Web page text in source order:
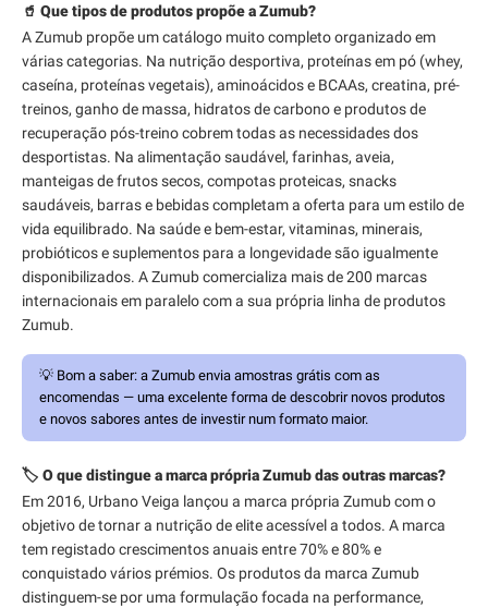
🥤 Que tipos de produtos propõe a Zumub?
A Zumub propõe um catálogo muito completo organizado em
várias categorias. Na nutrição desportiva, proteínas em pó (whey,
caseína, proteínas vegetais), aminoácidos e BCAAs, creatina, pré-
treinos, ganho de massa, hidratos de carbono e produtos de
recuperação pós-treino cobrem todas as necessidades dos
desportistas. Na alimentação saudável, farinhas, aveia,
manteigas de frutos secos, compotas proteicas, snacks
saudáveis, barras e bebidas completam a oferta para um estilo de
vida equilibrado. Na saúde e bem-estar, vitaminas, minerais,
probióticos e suplementos para a longevidade são igualmente
disponibilizados. A Zumub comercializa mais de 200 marcas
internacionais em paralelo com a sua própria linha de produtos
Zumub.
💡 Bom a saber: a Zumub envia amostras grátis com as
encomendas — uma excelente forma de descobrir novos produtos
e novos sabores antes de investir num formato maior.
🏷️ O que distingue a marca própria Zumub das outras marcas?
Em 2016, Urbano Veiga lançou a marca própria Zumub com o
objetivo de tornar a nutrição de elite acessível a todos. A marca
tem registado crescimentos anuais entre 70% e 80% e
conquistado vários prémios. Os produtos da marca Zumub
distinguem-se por uma formulação focada na performance,